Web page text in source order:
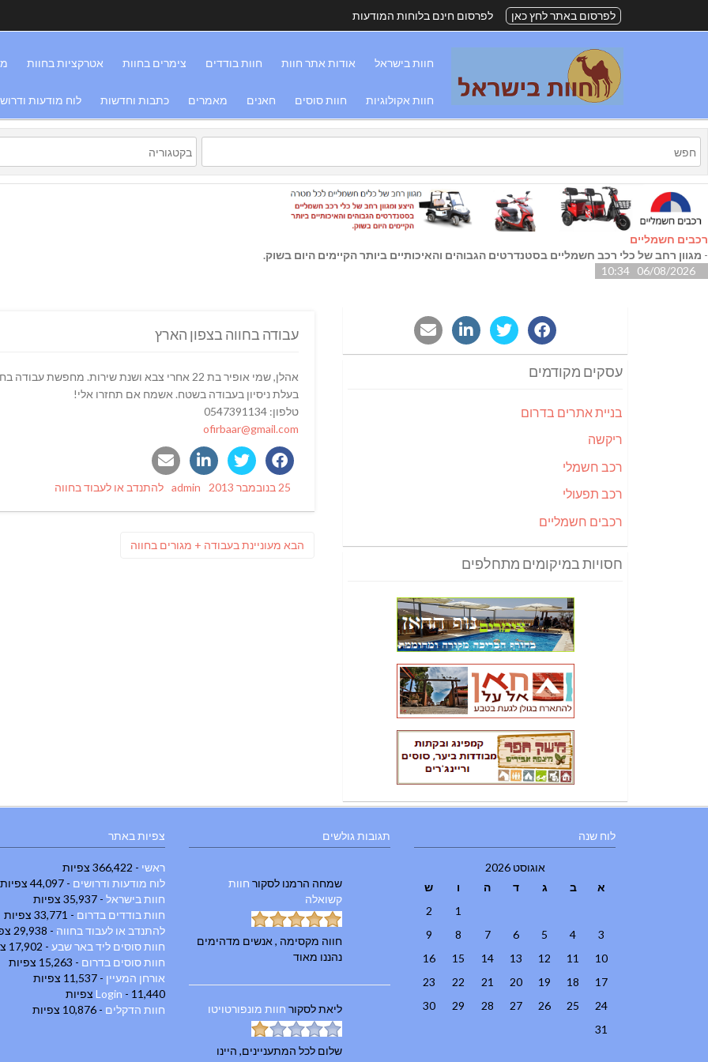
לפרסום באתר לחץ כאן לפרסום חינם בלוחות המודעות
חוות בישראל אודות אתר חוות חוות בודדים צימרים בחוות אטרקציות בחוות
חוות אקולוגיות חוות סוסים חאנים מאמרים כתבות וחדשות לוח מודעות
רכבים חשמליים
- מגוון רחב של כלי רכב חשמליים בסטנדרטים הגבוהים והאיכותיים ביותר הקיימים היום בשוק.
06/08/2026 10:34
עבודה בחווה בצפון הארץ
אהלן, שמי אופיר בת 22 אחרי צבא ושנת שירות. מחפשת עבודה בחווה בצפון הארץ.
בעלת ניסיון בעבודה בשטח. אשמח אם תחזרו אלי!
טלפון: 0547391134
ofirbaar@gmail.com
Posted
25 בנובמבר 2013 Author
admin
Categories
להתנדב או לעבוד בחווה
הבא פוסט
מעוניינת בעבודה + מגורים בחווה
עסקים מקודמים
בניית אתרים בדרום
ריקשה
רכב חשמלי
רכב תפעולי
רכבים חשמליים
חסויות במיקומים מתחלפים
צפיות באתר
ראשי - 366,422 צפיות
לוח מודעות ודרושים - 44,097 צפיות
חוות בישראל - 35,937 צפיות
חוות בודדים בדרום - 33,771 צפיות
להתנדב או לעבוד בחווה - 29,938 צפיות
חוות סוסים ליד באר שבע - 17,902 צפיות
חוות סוסים בדרום - 15,263 צפיות
אורחן המעיין - 11,537 צפיות
Login - 11,440 צפיות
חוות הדקלים - 10,876 צפיות
תגובות גולשים
שמחה הרמנו לסקור חוות
קשואלה
חווה מקסימה , אנשים מדהימים
נהננו מאוד
ליאתלסקור חוות מונפורטויטו
שלום לכל המתעניינים, היינו
לוח שנה
אוגוסט 2026
א
ב ג ד ה ו
ש
1
2
3
4
5
6
7
8
9
10
11
12
13
14
15
16
17
18
19
20
21
22
23
24
25
26
27
28
29
30
31